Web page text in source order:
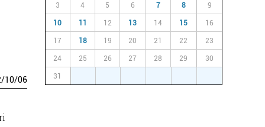
/10/06
3 4 5 6 7 8 9
10 11 12 13 14 15 16
17 18 19 20 21 22 23
24 25 26 27 28 29 30
31